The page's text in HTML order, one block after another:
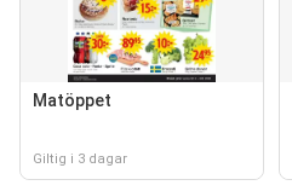
Matöppet
Giltig i 3 dagar